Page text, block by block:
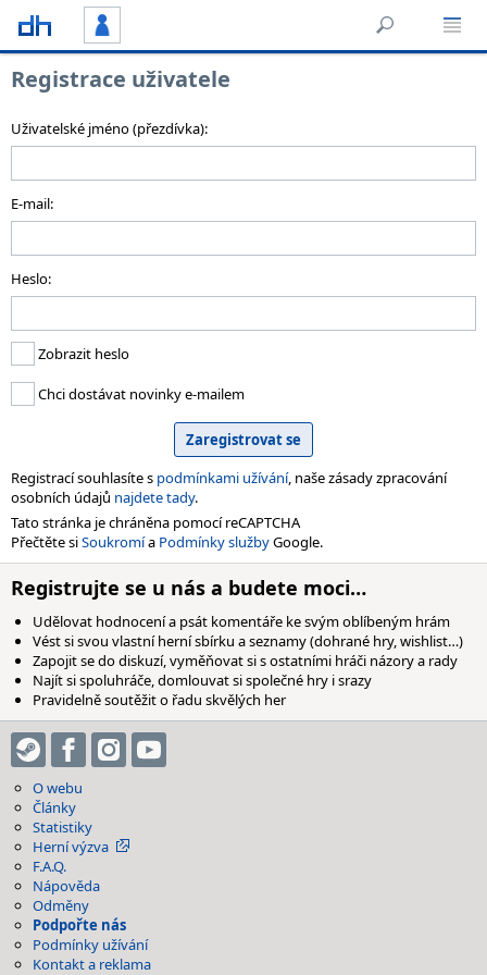
Registrace uživatele
Uživatelské jméno (přezdívka):
E-mail:
Heslo:
Zobrazit heslo
Chci dostávat novinky e-mailem
Registrací souhlasíte s podmínkami užívání, naše zásady zpracování
osobních údajů najdete tady.
Tato stránka je chráněna pomocí reCAPTCHA
Přečtěte siSoukromía Podmínky službyGoogle.
Registrujte se u nás a budete moci…
Udělovat hodnocení a psát komentáře ke svým oblíbeným hrám
Vést si svou vlastní herní sbírku a seznamy (dohrané hry, wishlist…)
Zapojit se do diskuzí, vyměňovat si s ostatními hráči názory a rady
Najít si spoluhráče, domlouvat si společné hry i srazy
Pravidelně soutěžit o řadu skvělých her
O webu
Články
Statistiky
Herní výzva
F.A.Q.
Nápověda
Odměny
Podpořte nás
Podmínky užívání
Kontakt a reklama